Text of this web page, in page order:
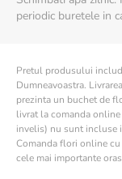
periodic buretele in
Pretul produsului
Dumneavoastra.
prezinta un buchet de
livrat la comanda
invelis) nu sunt incluse
Comanda flori online
cele mai importante